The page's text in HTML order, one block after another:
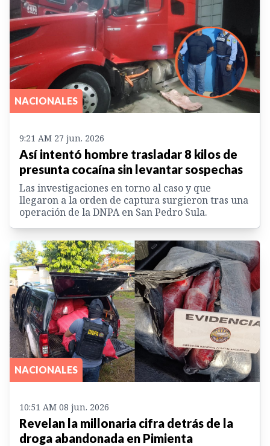
NACIONALES
9:21 AM 27 jun. 2026
Así intentó hombre trasladar 8 kilos de
presunta cocaína sin levantar sospechas
Las investigaciones en torno al caso y que
llegaron a la orden de captura surgieron tras una
operación de la DNPA en San Pedro Sula.
NACIONALES
10:51 AM 08 jun. 2026
Revelan la millonaria cifra detrás de la
droga abandonada en Pimienta